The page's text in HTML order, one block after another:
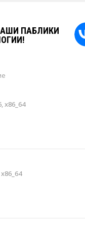
ПАБЛИКИ
x86_64